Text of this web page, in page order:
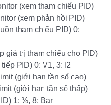
(xem tham chiếu PID)
(xem phản hồi PID)
tham chiếu PID) 0:
giá trị tham chiếu cho PID)
PID) 0: V1, 3: I2
(giới hạn tần số cao)
(giới hạn tần số thấp)
1: %, 8: Bar